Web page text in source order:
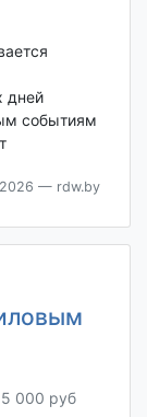
дней
событиям
— rdw.by
000 руб